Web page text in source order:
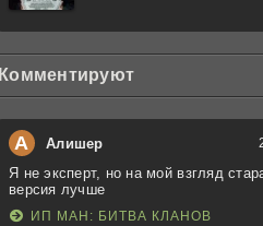
Комментируют
А Алишер
Я не эксперт, но на мой взгляд
версия лучше
ИП МАН: БИТВА КЛАНОВ